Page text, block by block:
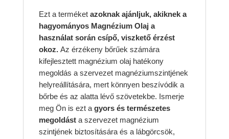
Ezt a terméket azoknak ajánljuk, akiknek a
hagyományos Magnézium Olaj a
használat során csípő, viszkető érzést
okoz.Az érzékeny bőrűek számára
kifejlesztett magnézium olaj hatékony
megoldás a szervezet magnéziumszintjének
helyreállítására, mert könnyen beszívódik a
bőrbe és az alatta lévő szövetekbe. Ismerje
meg Ön is ezt a gyors és természetes
megoldásta szervezet magnézium
szintjének biztosítására és a lábgörcsök,